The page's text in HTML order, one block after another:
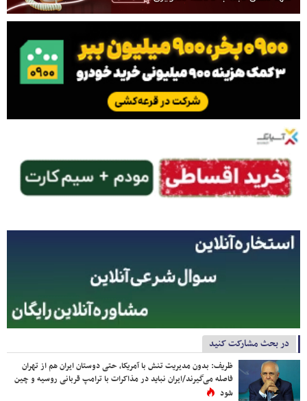
در بحث مشارکت کنید
ظریف: بدون مدیریت تنش با آمریکا، حتی دوستان ایران هم از تهران
فاصله می‌گیرند/ایران نباید در مذاکرات با ترامپ قربانی روسیه و چین
شود